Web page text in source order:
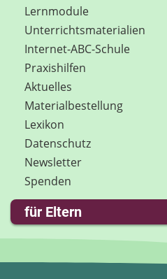
Internet-ABC Sitemap
Barrierefreiheit
Länderprojekte
Spiel und Spaß
Mitreden und Mitmachen
Lexikon
Datenschutz
Newsletter
Lernmodule
Unterrichts­materialien
Internet-ABC-Schule
Praxishilfen
Aktuelles
Materialbestellung
Lexikon
Datenschutz
Newsletter
Spenden
für Eltern
Familie & Medien
Spieletipps & Lernsoftware